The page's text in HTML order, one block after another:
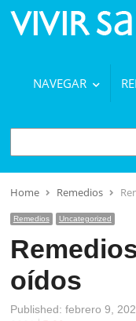
NAVEGAR
BUSCAR
Home Remedios
Remedios Uncategorized
oídos
Published: febrero 9,